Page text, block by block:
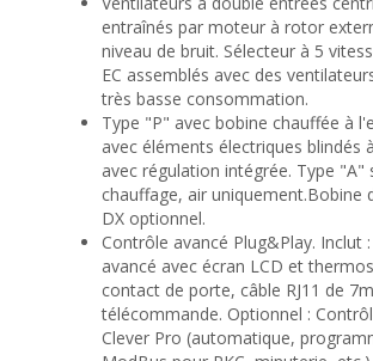
entraînés par moteur à rotor
niveau de bruit. Sélecteur à 5
EC assemblés avec des
très basse consommation.
Type "P" avec bobine chauffée à
avec éléments électriques blindés
avec régulation intégrée. Type "A"
chauffage, air uniquement.Bobine
DX optionnel.
Contrôle avancé Plug&Play. Inclut
avancé avec écran LCD et
contact de porte, câble RJ11 de
télécommande. Optionnel :
Clever Pro (automatique,